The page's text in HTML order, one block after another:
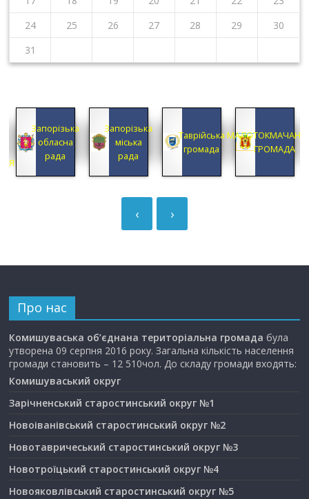
24
25 26 27 28 29
30
31
Запорізька
обласна
рада
Запорізька
міська
рада
Таврійська
громада
ГРОМАДА
›
‹
Про нас
Комишуваська об’єднана територіальна громада була
утворена 09 серпня 2016 року. Загальна кількість населення
громади становить – 12 510чол. До складу громади входять:
Комишуваський округ
Зарічненський старостинський округ №1
Новоіванівський старостинський округ №2
Новотавричеський старостинський округ №3
Новотроїцький старостинський округ №4
Новояковлівський старостинський округ №5